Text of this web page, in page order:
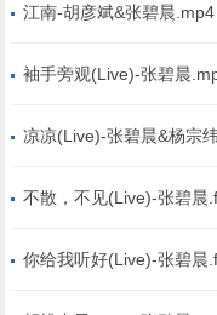
江南-胡彦斌&张碧晨.mp4
袖手旁观(Live)-张碧晨
凉凉(Live)-张碧晨&杨宗
不散，不见(Live)-张碧晨
你给我听好(Live)-张碧晨